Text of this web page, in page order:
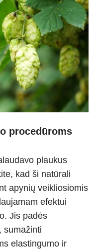
procedūroms
plaukus
kad ši natūrali
apynių veikliosiomis
efektui
Jis padės
sumažinti
elastingumo ir